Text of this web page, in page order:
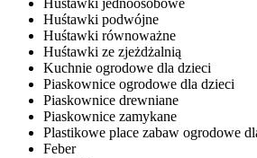
Huśtawki jednoosobowe
Huśtawki podwójne
Huśtawki równoważne
Huśtawki ze zjeżdżalnią
Kuchnie ogrodowe dla dzieci
Piaskownice ogrodowe dla dzieci
Piaskownice drewniane
Piaskownice zamykane
Plastikowe place zabaw ogrodowe
Feber